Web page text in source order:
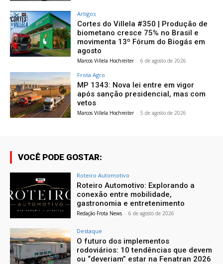
Artigos
Cortes do Villela #350 | Produção de
biometano cresce 75% no Brasil e
movimenta 13º Fórum do Biogás em
agosto
Marcos Villela Hochreiter - 6 de agosto de 2026
Frota Agro
MP 1343: Nova lei entre em vigor
após sanção presidencial, mas com
vetos
Marcos Villela Hochreiter - 5 de agosto de 2026
VOCÊ PODE GOSTAR:
Roteiro Automotivo
Roteiro Automotivo: Explorando a
conexão entre mobilidade,
gastronomia e entretenimento
Redação Frota News - 6 de agosto de 2026
Destaque
O futuro dos implementos
rodoviários: 10 tendências que devem
ou “deveriam” estar na Fenatran 2026